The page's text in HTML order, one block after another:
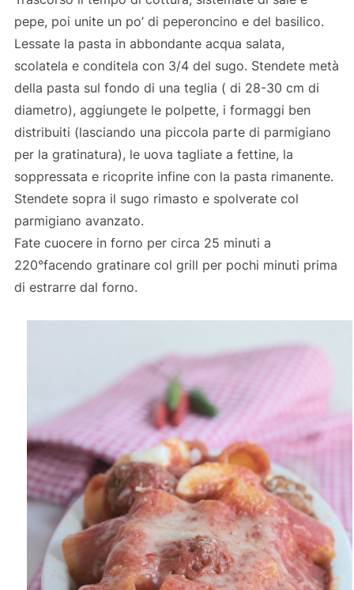
pepe, poi unite un po’ di peperoncino e del basilico.
Lessate la pasta in abbondante acqua salata,
scolatela e conditela con 3/4 del sugo. Stendete metà
della pasta sul fondo di una teglia ( di 28-30 cm di
diametro), aggiungete le polpette, i formaggi ben
distribuiti (lasciando una piccola parte di parmigiano
per la gratinatura), le uova tagliate a fettine, la
soppressata e ricoprite infine con la pasta rimanente.
Stendete sopra il sugo rimasto e spolverate col
parmigiano avanzato.
Fate cuocere in forno per circa 25 minuti a
220°facendo gratinare col grill per pochi minuti prima
di estrarre dal forno.